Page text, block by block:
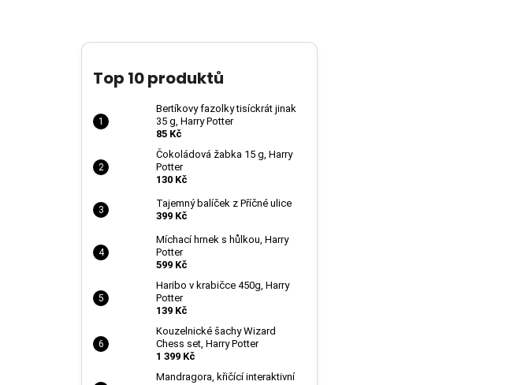
Top 10 produktů
Bertíkovy fazolky tisíckrát jinak
35 g, Harry Potter
85 Kč
Čokoládová žabka 15 g, Harry
Potter
130 Kč
Tajemný balíček z Příčné ulice
399 Kč
Míchací hrnek s hůlkou, Harry
Potter
599 Kč
Haribo v krabičce 450g, Harry
Potter
139 Kč
Kouzelnické šachy Wizard
Chess set, Harry Potter
1 399 Kč
Mandragora, křičící interaktivní